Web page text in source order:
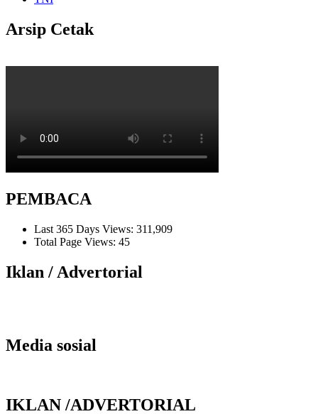
Arsip Cetak
PEMBACA
Last 365 Days Views: 311,909
Total Page Views: 45
Iklan / Advertorial
Media sosial
IKLAN /ADVERTORIAL